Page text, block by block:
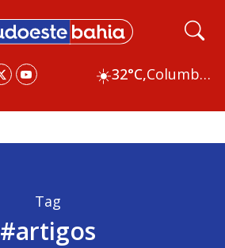
☀️32°C, Columbus
Tag
#artigos